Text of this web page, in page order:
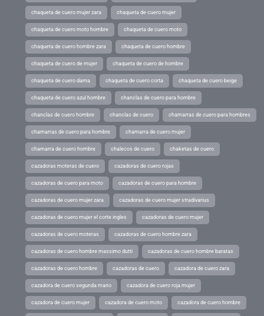
chaqueta de cuero mujer zara chaqueta de cuero mujer
chaqueta de cuero moto hombre chaqueta de cuero moto
chaqueta de cuero hombre zara chaqueta de cuero hombre
chaqueta de cuero de mujer chaqueta de cuero de hombre
chaqueta de cuero dama chaqueta de cuero corta chaqueta de cuero beige
chaqueta de cuero azul hombre chanclas de cuero para hombre
chanclas de cuero hombre chanclas de cuero chamarras de cuero para hombres
chamarras de cuero para hombre chamarra de cuero mujer
chamarra de cuero hombre chalecos de cuero chaketas de cuero
cazadoras moteras de cuero cazadoras de cuero rojas
cazadoras de cuero para moto cazadoras de cuero para hombre
cazadoras de cuero mujer zara cazadoras de cuero mujer stradivarius
cazadoras de cuero mujer el corte ingles cazadoras de cuero mujer
cazadoras de cuero moteras cazadoras de cuero hombre zara
cazadoras de cuero hombre massimo dutti cazadoras de cuero hombre baratas
cazadoras de cuero hombre cazadoras de cuero cazadora de cuero zara
cazadora de cuero segunda mano cazadora de cuero roja mujer
cazadora de cuero mujer cazadora de cuero moto cazadora de cuero hombre